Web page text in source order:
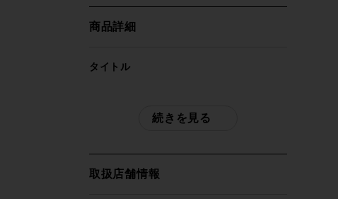
商品詳細
タイトル
Di2 油圧DISC 2021年 ロードバイク 52サ
自転車種
続きを見る
取扱店舗情報